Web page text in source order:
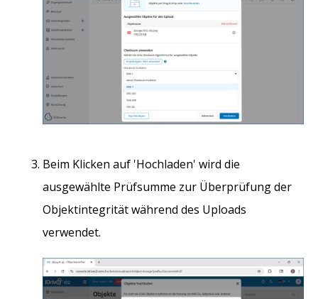
Beim Klicken auf 'Hochladen' wird die
ausgewählte Prüfsumme zur Überprüfung der
Objektintegrität während des Uploads
verwendet.